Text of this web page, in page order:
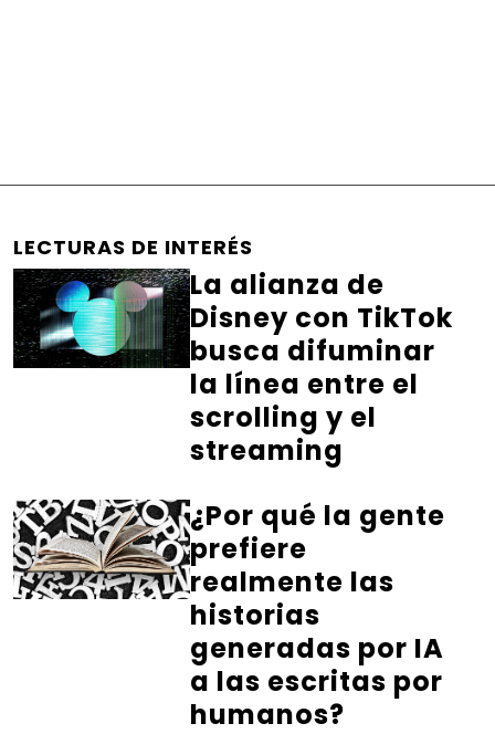
LECTURAS DE INTERÉS
La alianza de
Disney con TikTok
busca difuminar
la línea entre el
scrolling y el
streaming
¿Por qué la gente
prefiere
realmente las
historias
generadas por IA
a las escritas por
humanos?